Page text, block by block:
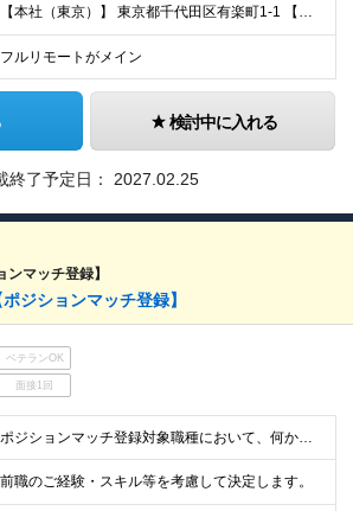
【本社（東京）】 東京都千代田区有楽町1-1 【大阪営業所】 大阪府大阪市北区梅田3-1-3 ノースゲートビルディング14F 【名古屋営業所】 愛知県名古屋市中村区名駅2-38-2 オーキッドビル
フルリモートがメイン
検討中に入れる
終了予定日： 2027.02.25
マッチ登録】
ジションマッチ登録】
ベテランOK
面接1回
ポジションマッチ登録対象職種において、何かしらの知識・経験を有する方 【活かせる経験・スキル】 ポジションマッチ登録対象職種に関連する知識・経験
前職のご経験・スキル等を考慮して決定します。